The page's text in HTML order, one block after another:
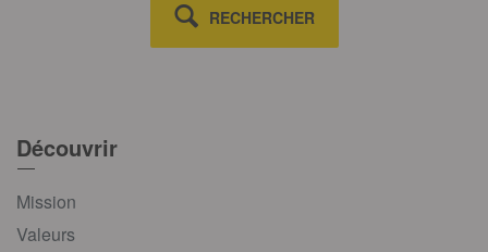
RECHERCHER
Découvrir
Mission
Valeurs